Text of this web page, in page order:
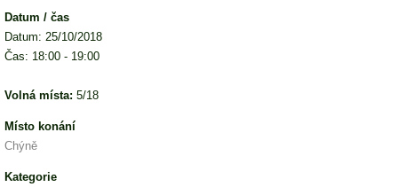
Datum / čas
Datum: 25/10/2018
Čas: 18:00 - 19:00
Volná místa: 5/18
Místo konání
Chýně
Kategorie